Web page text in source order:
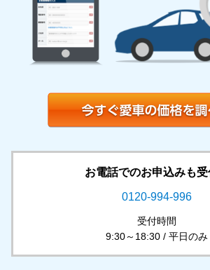
お電話でのお申込みも受
0120-994-996
受付時間
9:30～18:30 / 平日のみ